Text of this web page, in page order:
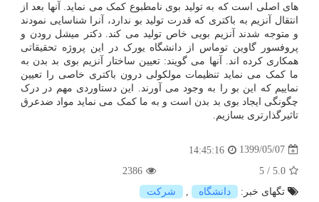
های اصلی است که به تولید بوی نامطبوع کمک می نماید. آنها بعد از
انتقال آنزیم به باکتری که قدرت تولید بو ندارد، آنرا شناسایی نمودند
و متوجه شدند آنزیم بویی خاص تولید می کند. دکتر میشل رودن و
پروفسور گاوین توماس از دانشگاه یورک در این پروژه تحقیقاتی
همکاری کرده اند. آنها می گویند: تعیین ساختار آنزیم بوی بد بدن به
ما کمک می نماید تنظیمات مولکولی درون باکتری خاصی را تعیین
نماییم که این بو را به وجود می آورند. این دستاوردی مهم در درک
چگونگی ایجاد بوی بد بدن است و به ما کمک می نماید مواد ضدعرق
تاثیرگذارتری بسازیم.
1399/05/07
14:45:16
5.0
/
5
2386
تگهای خبر:
دانشگاه , شركت